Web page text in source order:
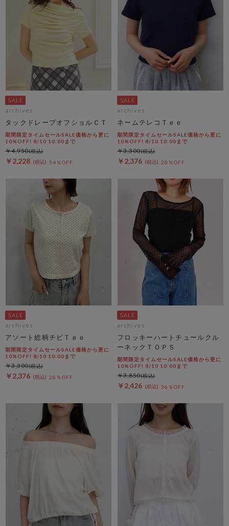
archives
タックドレープオフショルＣＴ
期間限定タイムセールSALE価格から更に
10%OFF! 8/10 10:00まで
￥2,228 54％OFF
￥4,950
archives
ネームテレコＴｅｅ
期間限定タイムセールSALE価格から更に
10%OFF! 8/10 10:00まで
￥2,376 28％OFF
￥3,300
archives
アソート総柄チビＴｅｅ
期間限定タイムセールSALE価格から更に
10%OFF! 8/10 10:00まで
￥2,376 28％OFF
￥3,300
archives
フロッキーハートチュールクル
ーネックＴＯＰＳ
期間限定タイムセールSALE価格から更に
10%OFF! 8/10 10:00まで
￥2,426 36％OFF
￥3,850